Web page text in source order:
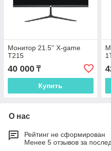
Монитор 21.5'' X-game
T215
40 000 ₸
Купить
О нас
Рейтинг не сформирован
Менее 5 отзывов за